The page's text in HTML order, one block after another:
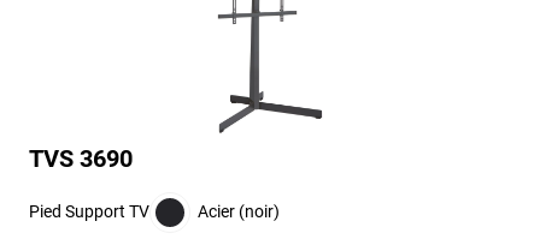
TVS 3690
Pied Support TV Acier (noir)